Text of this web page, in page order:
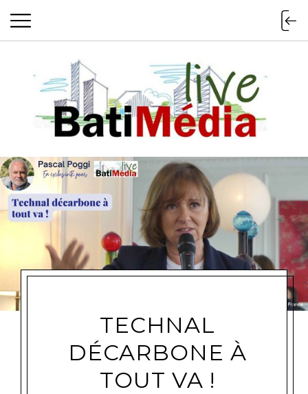
Batimedialive
TECHNAL
DÉCARBONE À
TOUT VA !